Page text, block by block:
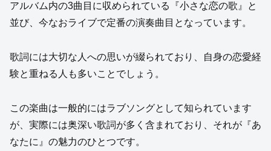
アルバム内の3曲目に収められている『小さな恋の歌』と
並び、今なおライブで定番の演奏曲目となっています。
歌詞には大切な人への思いが綴られており、自身の恋愛経
験と重ねる人も多いことでしょう。
この楽曲は一般的にはラブソングとして知られています
が、実際には奥深い歌詞が多く含まれており、それが『あ
なたに』の魅力のひとつです。